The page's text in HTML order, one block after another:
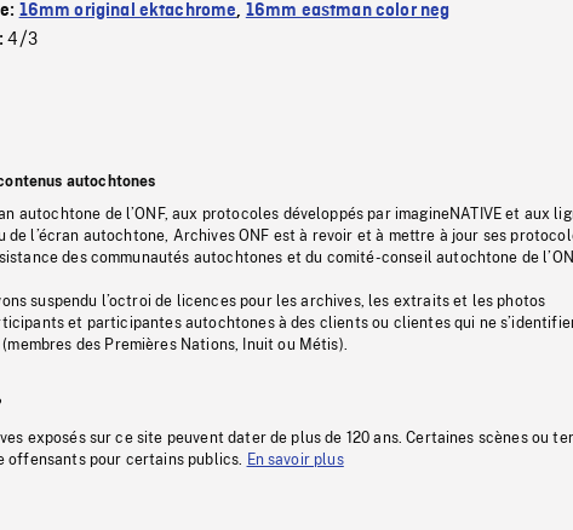
16mm original ektachrome, 16mm eastman color neg
4/3
autochtones
autochtone de l’ONF, aux protocoles développés par imagineNATIVE et aux
de l’écran autochtone, Archives ONF est à revoir et à mettre à jour ses
des communautés autochtones et du comité-conseil autochtone de
suspendu l’octroi de licences pour les archives, les extraits et les photos
et participantes autochtones à des clients ou clientes qui ne
des Premières Nations, Inuit ou Métis).
exposés sur ce site peuvent dater de plus de 120 ans. Certaines scènes ou
offensants pour certains publics. En savoir plus